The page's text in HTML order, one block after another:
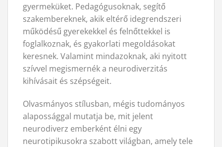
gyermeküket. Pedagógusoknak, segítő
szakembereknek, akik eltérő idegrendszeri
működésű gyerekekkel és felnőttekkel is
foglalkoznak, és gyakorlati megoldásokat
keresnek. Valamint mindazoknak, aki nyitott
szívvel megismernék a neurodiverzitás
kihívásait és szépségeit.
Olvasmányos stílusban, mégis tudományos
alapossággal mutatja be, mit jelent
neurodiverz emberként élni egy
neurotipikusokra szabott világban, amely tele